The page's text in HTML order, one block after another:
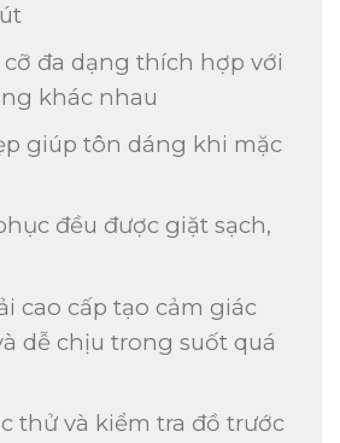
đa dạng thích hợp với
khác nhau
giúp tôn dáng khi mặc
đều được giặt sạch,
cao cấp tạo cảm giác
dễ chịu trong suốt quá
thử và kiểm tra đồ trước